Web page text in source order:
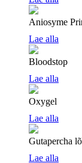
Aniosyme
Lae alla
Bloodstop
Lae alla
Oxygel
Lae alla
Gutapercha
Lae alla